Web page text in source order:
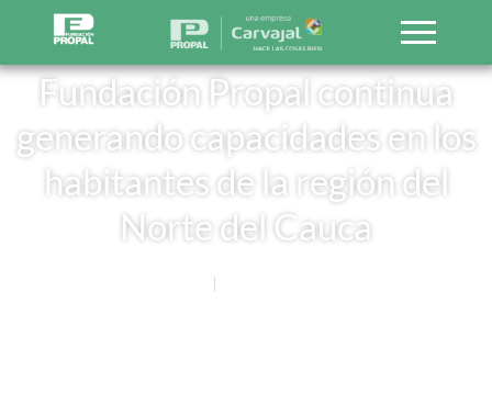
Fundación Propal continua
generando capacidades en los
habitantes de la región del
Norte del Cauca